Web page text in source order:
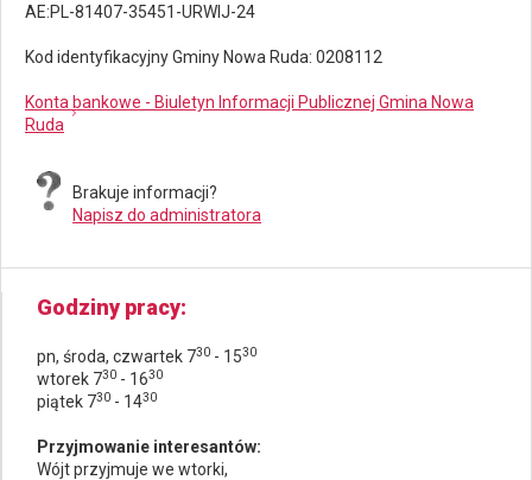
AE:PL-81407-35451-URWIJ-24
Kod identyfikacyjny Gminy Nowa Ruda: 0208112
Konta bankowe - Biuletyn Informacji Publicznej Gmina Nowa
Ruda
Brakuje informacji?
Napisz do administratora
Godziny pracy
pn, środa, czwartek 730 - 1530
wtorek 730 - 1630
piątek 730 - 1430
Przyjmowanie interesantów:
Wójt przyjmuje we wtorki,